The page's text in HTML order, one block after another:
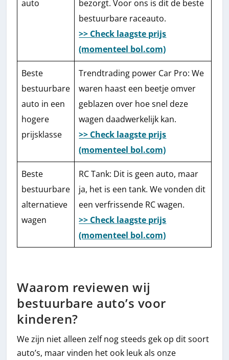
auto
bezorgt. Voor ons is dit de beste
bestuurbare raceauto.
>> Check laagste prijs
(momenteel bol.com)
Beste
bestuurbare
auto in een
hogere
prijsklasse
Trendtrading power Car Pro: We
waren haast een beetje omver
geblazen over hoe snel deze
wagen daadwerkelijk kan.
>> Check laagste prijs
(momenteel bol.com)
Beste
bestuurbare
alternatieve
wagen
RC Tank: Dit is geen auto, maar
ja, het is een tank. We vonden dit
een verfrissende RC wagen.
>> Check laagste prijs
(momenteel bol.com)
Waarom reviewen wij
bestuurbare auto’s voor
kinderen?
We zijn niet alleen zelf nog steeds gek op dit soort
auto’s, maar vinden het ook leuk als onze